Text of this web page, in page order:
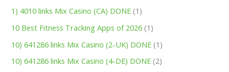
1) 4010 links Mix Casino (CA) DONE (1)
10 Best Fitness Tracking Apps of 2026 (1)
10) 641286 links Mix Casino (2-UK) DONE (1)
10) 641286 links Mix Casino (4-DE) DONE (2)